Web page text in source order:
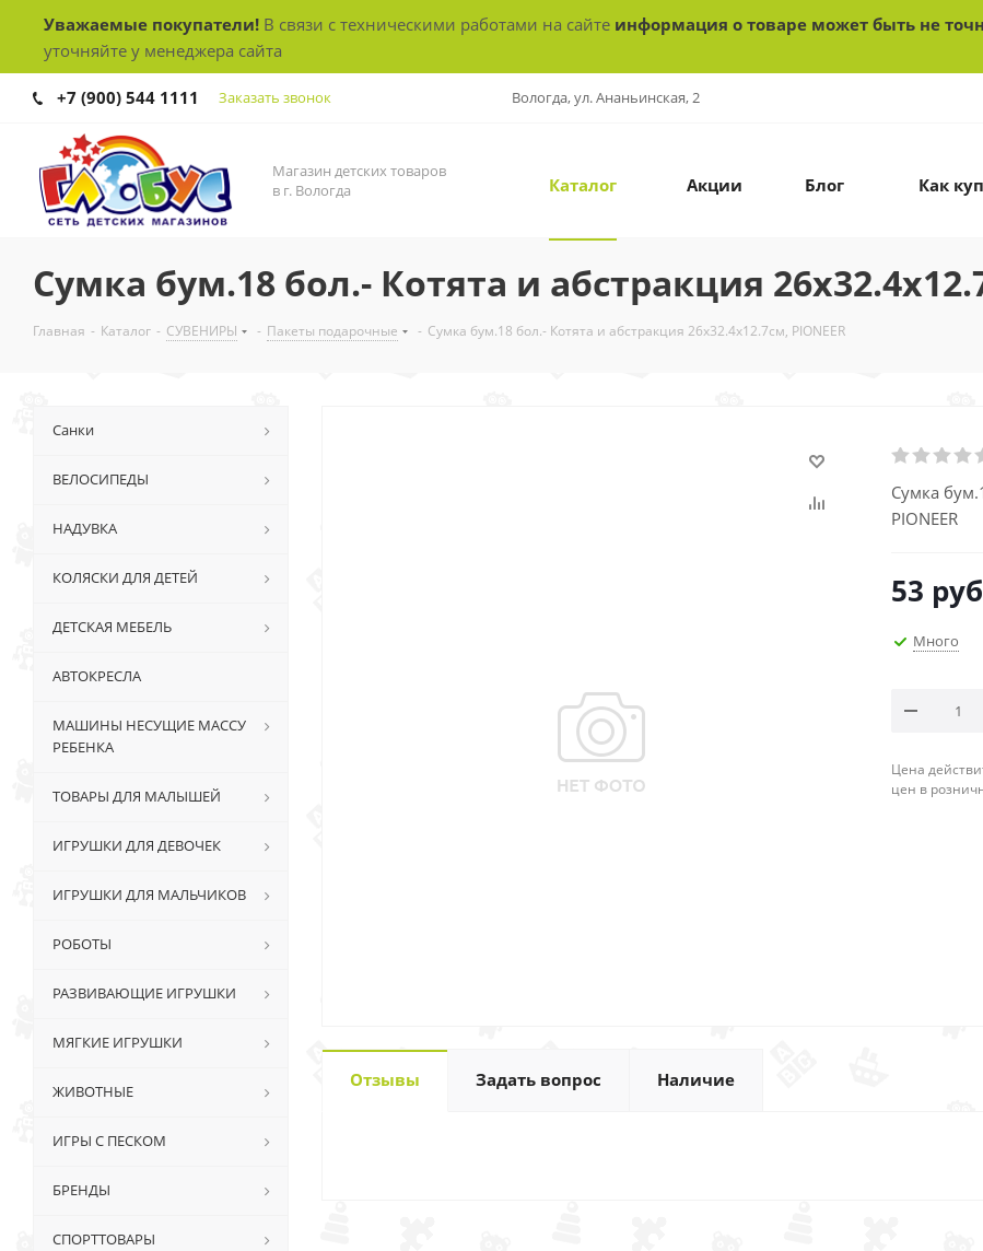
Уважаемые покупатели! В связи с техническими работами на сайте информация о товаре может быть не
уточняйте у менеджера сайта
+7 (900) 544 1111 Заказать звонок Вологда, ул. Ананьинская, 2
Магазин детских товаров
в г. Вологда
Каталог Акции Блог Как
Сумка бум.18 бол.- Котята и абстракция
Главная - Каталог - СУВЕНИРЫ - Пакеты подарочные - Сумка бум.18 бол.- Котята и абстракция 26x32.4x12.7см, PIONEER
Сумка
PIONEER
53
Много
Цена
цен в
Отзывы Задать вопрос Наличие
Санки
ВЕЛОСИПЕДЫ
НАДУВКА
КОЛЯСКИ ДЛЯ ДЕТЕЙ
ДЕТСКАЯ МЕБЕЛЬ
АВТОКРЕСЛА
МАШИНЫ НЕСУЩИЕ МАССУ
РЕБЕНКА
ТОВАРЫ ДЛЯ МАЛЫШЕЙ
ИГРУШКИ ДЛЯ ДЕВОЧЕК
ИГРУШКИ ДЛЯ МАЛЬЧИКОВ
РОБОТЫ
РАЗВИВАЮЩИЕ ИГРУШКИ
МЯГКИЕ ИГРУШКИ
ЖИВОТНЫЕ
ИГРЫ С ПЕСКОМ
БРЕНДЫ
СПОРТТОВАРЫ